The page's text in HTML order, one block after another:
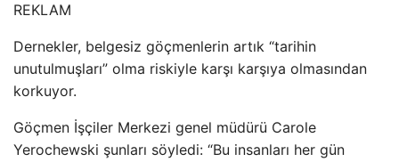
REKLAM
Dernekler, belgesiz göçmenlerin artık “tarihin
unutulmuşları” olma riskiyle karşı karşıya olmasından
korkuyor.
Göçmen İşçiler Merkezi genel müdürü Carole
Yerochewski şunları söyledi: “Bu insanları her gün